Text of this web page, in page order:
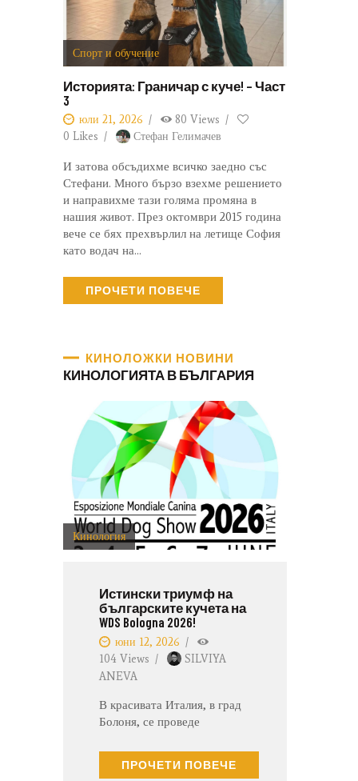
Спорт и обучение
Историята: Граничар с куче! – Част
3
юли 21, 2026 80 Views
0 Likes Стефан Гелимачев
И затова обсъдихме всичко заедно със
Стефани. Много бързо взехме решението
и направихме тази голяма промяна в
нашия живот. През октомври 2015 година
вече се бях прехвърлил на летище София
като водач на…
ПРОЧЕТИ ПОВЕЧЕ
КИНОЛОЖКИ НОВИНИ
КИНОЛОГИЯТА В БЪЛГАРИЯ
Кинология
Истински триумф на
българските кучета на
WDS Bologna 2026!
юни 12, 2026
104 Views
SILVIYA
ANEVA
В красивата Италия, в град
Болоня, се проведе
Изложба под егидата на
Международната Федерация
ПРОЧЕТИ ПОВЕЧЕ